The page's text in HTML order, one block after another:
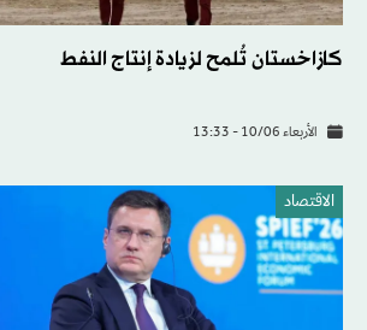
كازاخستان تُلمح لزيادة إنتاج النفط
الأربعاء 10/06 - 13:33
الاقتصاد